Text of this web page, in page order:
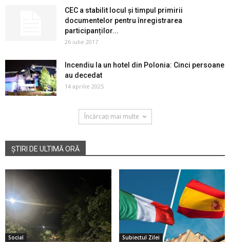
CEC a stabilit locul și timpul primirii
documentelor pentru înregistrarea
participanților...
26 iulie 2017
Incendiu la un hotel din Polonia: Cinci persoane
au decedat
14 aprilie 2025
Încărcați mai multe
ȘTIRI DE ULTIMĂ ORĂ
Social Subiectul Zilei